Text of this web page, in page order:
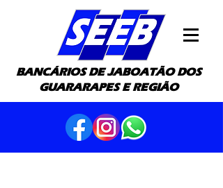
BANCÁRIOS DE JABOATÃO DOS
GUARARAPES E REGIÃO